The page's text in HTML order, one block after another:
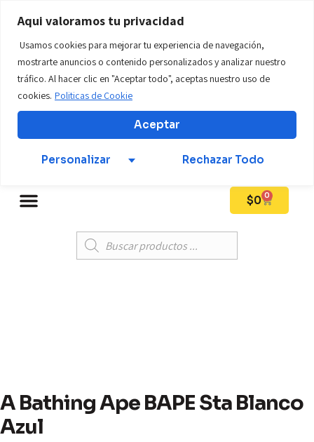
Aqui valoramos tu privacidad
Usamos cookies para mejorar tu experiencia de navegación,
mostrarte anuncios o contenido personalizados y analizar nuestro
tráfico. Al hacer clic en "Aceptar todo", aceptas nuestro uso de
cookies. Politicas de Cookie
Personalizar Rechazar Todo
Aceptar
Teléfono: +57 312 569 6924
$0 0
A Bathing Ape BAPE Sta Blanco
Azul